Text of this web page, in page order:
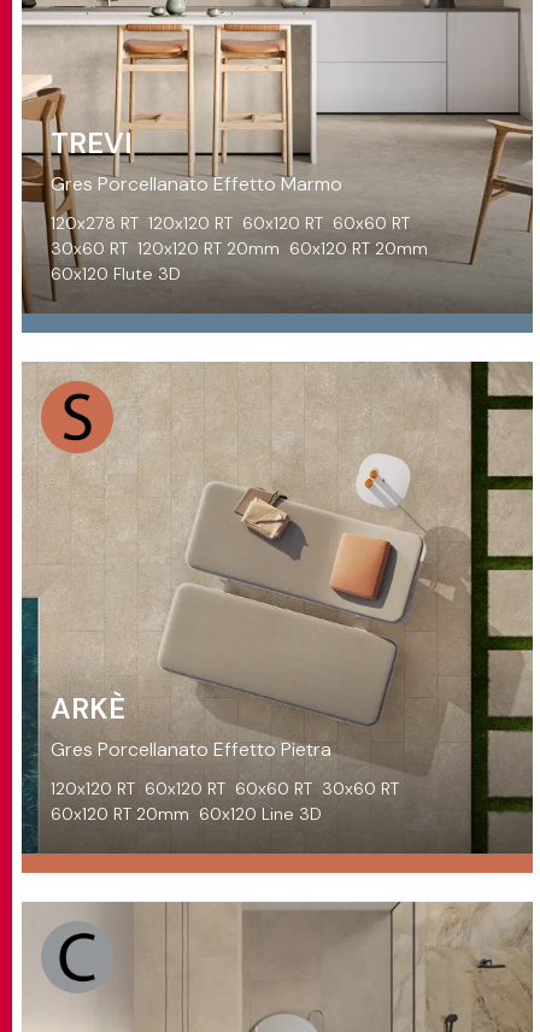
TREVI
Gres Porcellanato Effetto Marmo
120x278 RT 120x120 RT 60x120 RT 60x60 RT
30x60 RT 120x120 RT 20mm 60x120 RT 20mm
60x120 Flute 3D
ARKÈ
Gres Porcellanato Effetto Pietra
120x120 RT 60x120 RT 60x60 RT 30x60 RT
60x120 RT 20mm 60x120 Line 3D